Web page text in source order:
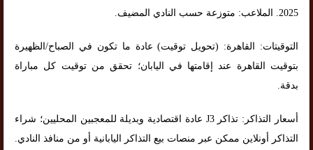
2025. الملاعب: متوزعة حسب النادي المضيف.
التوقيتات: القاهرة: (تحويل توقيت) عادة ما تكون في الصباح/الظهيرة
بتوقيت القاهرة عند إقامتها في اليابان؛ تحقق من توقيت كل مباراة
بدقة.
أسعار التذاكر: تذاكر J3 عادة اقتصادية وبديلة للمعجبين المحليين؛ شراء
التذاكر أونلاين ممكن عبر منصات بيع التذاكر اليابانية أو من منافذ النادي.